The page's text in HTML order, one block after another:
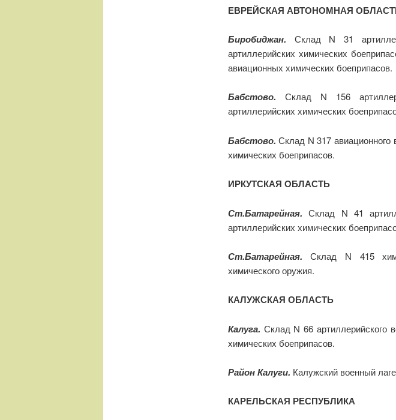
ЕВРЕЙСКАЯ АВТОНОМНАЯ
Биробиджан.
Склад N 31
артиллерийских химических
авиационных химических боеприпасов.
Бабстово.
Склад N 156
артиллерийских химических
Бабстово. Склад N 317
химических боеприпасов.
ИРКУТСКАЯ ОБЛАСТЬ
Ст.Батарейная. Склад N 41
артиллерийских химических
Ст.Батарейная.
Склад N 415
химического оружия.
КАЛУЖСКАЯ ОБЛАСТЬ
Калуга. Склад N 66 артиллерийского
химических боеприпасов.
Район Калуги. Калужский военный
КАРЕЛЬСКАЯ РЕСПУБЛИКА